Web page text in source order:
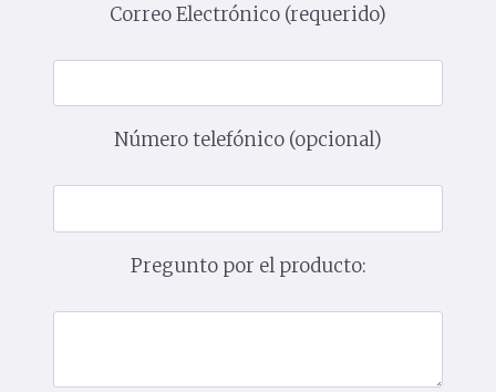
Correo Electrónico (requerido)
Número telefónico (opcional)
Pregunto por el producto: